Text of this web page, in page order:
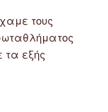
τους
τα εξής